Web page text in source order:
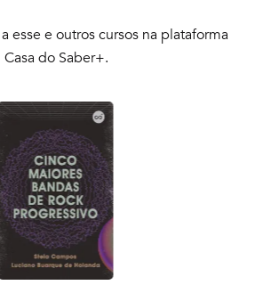
esse e outros cursos na plataforma
Casa do Saber+.